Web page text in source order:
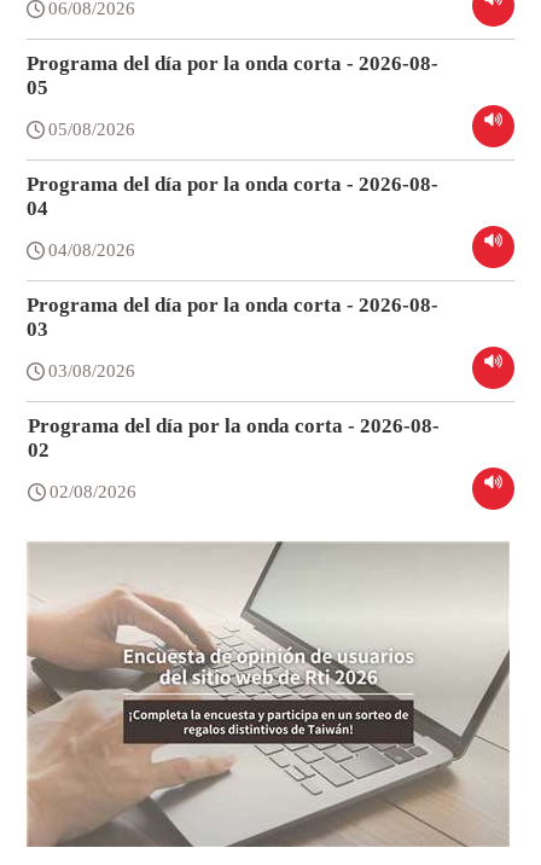
06/08/2026
Programa del día por la onda corta - 2026-08-
05
05/08/2026
Programa del día por la onda corta - 2026-08-
04
04/08/2026
Programa del día por la onda corta - 2026-08-
03
03/08/2026
Programa del día por la onda corta - 2026-08-
02
02/08/2026